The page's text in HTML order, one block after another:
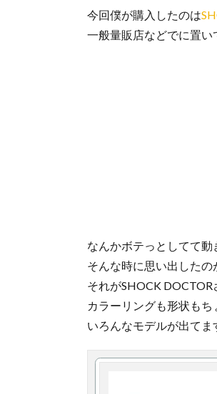
今回僕が購入したのは
一般量販店などでに置
なんかボテっとしてて動
そんな時に思い出したの
それがSHOCK DOCTOR
カラーリングも形状もち
いろんなモデルが出てま